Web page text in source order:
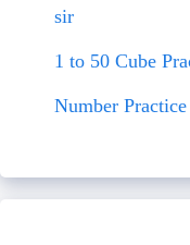
sir
1 to 50 Cube
Number